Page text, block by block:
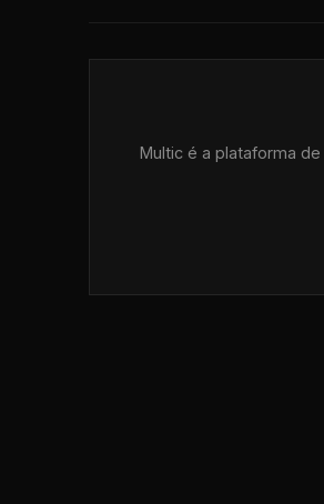
Multic é a plataforma